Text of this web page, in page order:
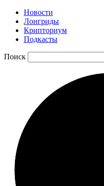
Новости
Лонгриды
Крипториум
Подкасты
Поиск